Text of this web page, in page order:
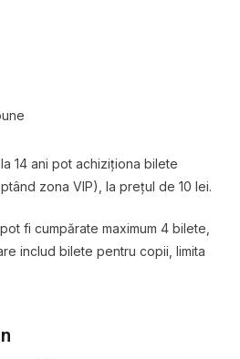
14 ani pot achiziționa bilete
zona VIP), la prețul de 10 lei.
fi cumpărate maximum 4 bilete,
includ bilete pentru copii, limita